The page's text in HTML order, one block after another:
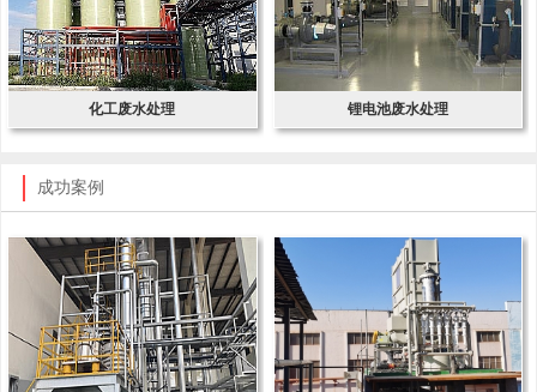
化工废水处理 锂电池废水处理
成功案例